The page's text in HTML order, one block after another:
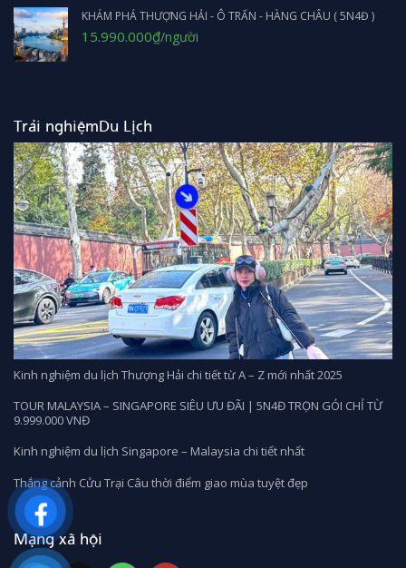
17.990.000₫.
KHÁM PHÁ THƯỢNG HẢI - Ô TRẤN - HÀNG CHÂU ( 5N4Đ )
Giá
15.990.000₫Giá
hiện
/người
Trải nghiệmDu Lịch
Kinh nghiệm du lịch Thượng Hải chi tiết từ A – Z mới nhất 2025
TOUR MALAYSIA – SINGAPORE SIÊU ƯU ĐÃI | 5N4Đ TRỌN GÓI CHỈ TỪ
9.999.000 VNĐ
Kinh nghiệm du lịch Singapore – Malaysia chi tiết nhất
Thắng cảnh Cửu Trại Câu thời điểm giao mùa tuyệt đẹp
Mạng xã hội